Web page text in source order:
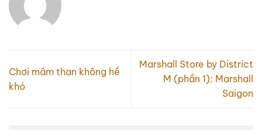
Chơi mâm than không hề
khó
Marshall Store by District
M (phần 1): Marshall
Saigon